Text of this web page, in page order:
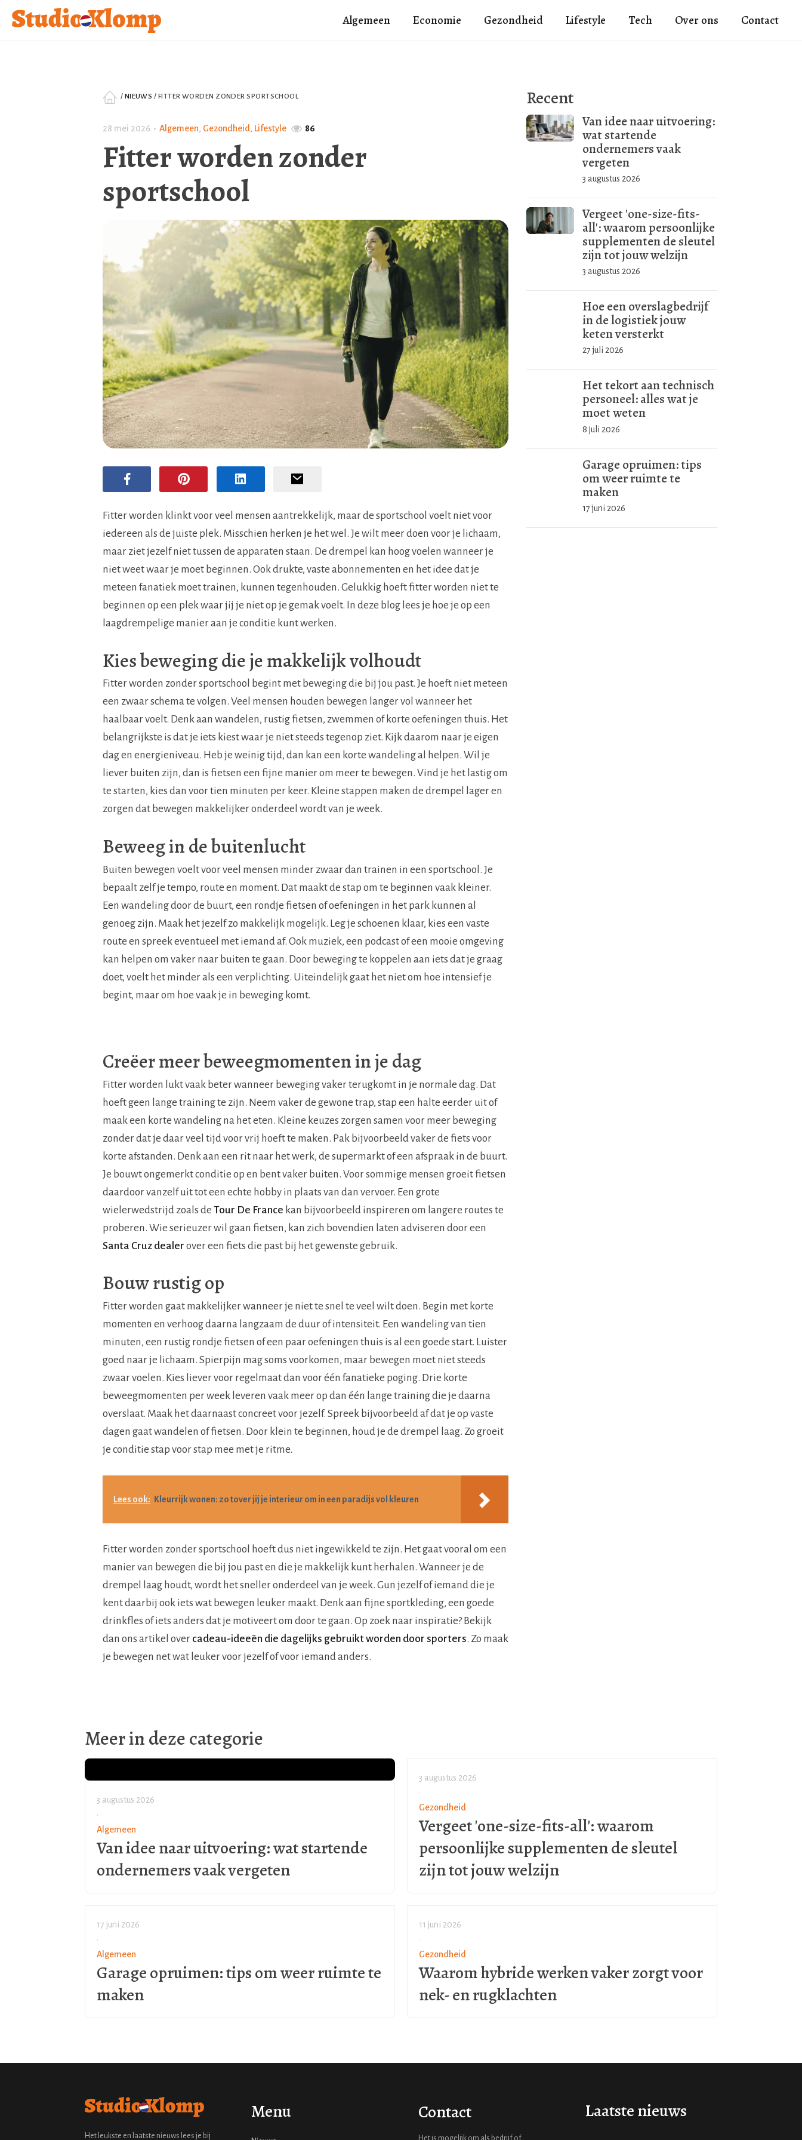
Algemeen Economie Gezondheid Lifestyle Tech Over ons Contact
/ NIEUWS / FITTER WORDEN ZONDER SPORTSCHOOL
28 mei 2026 • Algemeen, Gezondheid, Lifestyle 86
Fitter worden zonder
sportschool
Fitter worden klinkt voor veel mensen aantrekkelijk, maar de sportschool voelt niet voor
iedereen als de juiste plek. Misschien herken je het wel. Je wilt meer doen voor je lichaam,
maar ziet jezelf niet tussen de apparaten staan. De drempel kan hoog voelen wanneer je
niet weet waar je moet beginnen. Ook drukte, vaste abonnementen en het idee dat je
meteen fanatiek moet trainen, kunnen tegenhouden. Gelukkig hoeft fitter worden niet te
beginnen op een plek waar jij je niet op je gemak voelt. In deze blog lees je hoe je op een
laagdrempelige manier aan je conditie kunt werken.
Kies beweging die je makkelijk volhoudt
Fitter worden zonder sportschool begint met beweging die bij jou past. Je hoeft niet meteen
een zwaar schema te volgen. Veel mensen houden bewegen langer vol wanneer het
haalbaar voelt. Denk aan wandelen, rustig fietsen, zwemmen of korte oefeningen thuis. Het
belangrijkste is dat je iets kiest waar je niet steeds tegenop ziet. Kijk daarom naar je eigen
dag en energieniveau. Heb je weinig tijd, dan kan een korte wandeling al helpen. Wil je
liever buiten zijn, dan is fietsen een fijne manier om meer te bewegen. Vind je het lastig om
te starten, kies dan voor tien minuten per keer. Kleine stappen maken de drempel lager en
zorgen dat bewegen makkelijker onderdeel wordt van je week.
Beweeg in de buitenlucht
Buiten bewegen voelt voor veel mensen minder zwaar dan trainen in een sportschool. Je
bepaalt zelf je tempo, route en moment. Dat maakt de stap om te beginnen vaak kleiner.
Een wandeling door de buurt, een rondje fietsen of oefeningen in het park kunnen al
genoeg zijn. Maak het jezelf zo makkelijk mogelijk. Leg je schoenen klaar, kies een vaste
route en spreek eventueel met iemand af. Ook muziek, een podcast of een mooie omgeving
kan helpen om vaker naar buiten te gaan. Door beweging te koppelen aan iets dat je graag
doet, voelt het minder als een verplichting. Uiteindelijk gaat het niet om hoe intensief je
begint, maar om hoe vaak je in beweging komt.
Creëer meer beweegmomenten in je dag
Fitter worden lukt vaak beter wanneer beweging vaker terugkomt in je normale dag. Dat
hoeft geen lange training te zijn. Neem vaker de gewone trap, stap een halte eerder uit of
maak een korte wandeling na het eten. Kleine keuzes zorgen samen voor meer beweging
zonder dat je daar veel tijd voor vrij hoeft te maken. Pak bijvoorbeeld vaker de fiets voor
korte afstanden. Denk aan een rit naar het werk, de supermarkt of een afspraak in de buurt.
Je bouwt ongemerkt conditie op en bent vaker buiten. Voor sommige mensen groeit fietsen
daardoor vanzelf uit tot een echte hobby in plaats van dan vervoer. Een grote
wielerwedstrijd zoals de Tour De France kan bijvoorbeeld inspireren om langere routes te
proberen. Wie serieuzer wil gaan fietsen, kan zich bovendien laten adviseren door een
Santa Cruz dealer over een fiets die past bij het gewenste gebruik.
Bouw rustig op
Fitter worden gaat makkelijker wanneer je niet te snel te veel wilt doen. Begin met korte
momenten en verhoog daarna langzaam de duur of intensiteit. Een wandeling van tien
minuten, een rustig rondje fietsen of een paar oefeningen thuis is al een goede start. Luister
goed naar je lichaam. Spierpijn mag soms voorkomen, maar bewegen moet niet steeds
zwaar voelen. Kies liever voor regelmaat dan voor één fanatieke poging. Drie korte
beweegmomenten per week leveren vaak meer op dan één lange training die je daarna
overslaat. Maak het daarnaast concreet voor jezelf. Spreek bijvoorbeeld af dat je op vaste
dagen gaat wandelen of fietsen. Door klein te beginnen, houd je de drempel laag. Zo groeit
je conditie stap voor stap mee met je ritme.
Lees ook: Kleurrijk wonen: zo tover jij je interieur om in een paradijs vol kleuren
Fitter worden zonder sportschool hoeft dus niet ingewikkeld te zijn. Het gaat vooral om een
manier van bewegen die bij jou past en die je makkelijk kunt herhalen. Wanneer je de
drempel laag houdt, wordt het sneller onderdeel van je week. Gun jezelf of iemand die je
kent daarbij ook iets wat bewegen leuker maakt. Denk aan fijne sportkleding, een goede
drinkfles of iets anders dat je motiveert om door te gaan. Op zoek naar inspiratie? Bekijk
dan ons artikel over cadeau-ideeën die dagelijks gebruikt worden door sporters. Zo maak
je bewegen net wat leuker voor jezelf of voor iemand anders.
Recent
Van idee naar uitvoering:
wat startende
ondernemers vaak
vergeten
3 augustus 2026
Vergeet 'one-size-fits-
all': waarom persoonlijke
supplementen de sleutel
zijn tot jouw welzijn
3 augustus 2026
Hoe een overslagbedrijf
in de logistiek jouw
keten versterkt
27 juli 2026
Het tekort aan technisch
personeel: alles wat je
moet weten
8 juli 2026
Garage opruimen: tips
om weer ruimte te
maken
17 juni 2026
Meer in deze categorie
3 augustus 2026
•
Algemeen
Van idee naar uitvoering: wat startende
ondernemers vaak vergeten
3 augustus 2026
•
Gezondheid
Vergeet 'one-size-fits-all': waarom
persoonlijke supplementen de sleutel
zijn tot jouw welzijn
17 juni 2026
•
Algemeen
Garage opruimen: tips om weer ruimte te
maken
11 juni 2026
•
Gezondheid
Waarom hybride werken vaker zorgt voor
nek- en rugklachten
Het leukste en laatste nieuws lees je bij
Menu Contact Laatste nieuws